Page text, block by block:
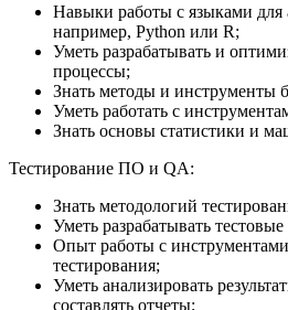
Навыки работы с языками для
например, Python или R;
Уметь разрабатывать и
процессы;
Знать методы и инструменты
Уметь работать с
Знать основы статистики и
Тестирование ПО и QA:
Знать методологий
Уметь разрабатывать
Опыт работы с
тестирования;
Уметь анализировать
составлять отчеты;